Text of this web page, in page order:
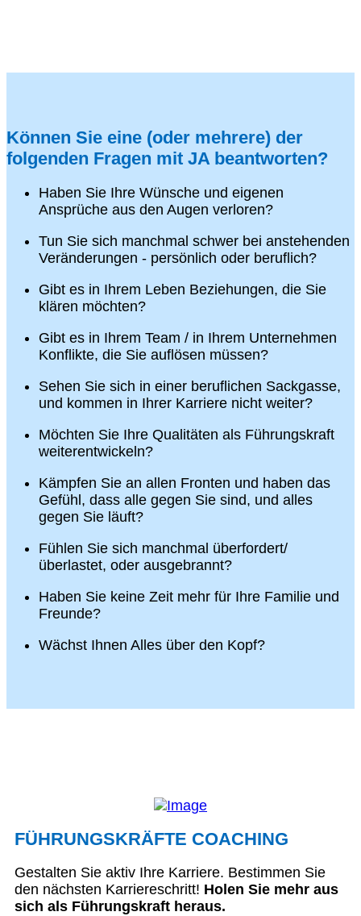
Können Sie eine (oder mehrere) der
folgenden Fragen mit JA beantworten?
Haben Sie Ihre Wünsche und eigenen
Ansprüche aus den Augen verloren?
Tun Sie sich manchmal schwer bei anstehenden
Veränderungen - persönlich oder beruflich?
Gibt es in Ihrem Leben Beziehungen, die Sie
klären möchten?
Gibt es in Ihrem Team / in Ihrem Unternehmen
Konflikte, die Sie auflösen müssen?
Sehen Sie sich in einer beruflichen Sackgasse,
und kommen in Ihrer Karriere nicht weiter?
Möchten Sie Ihre Qualitäten als Führungskraft
weiterentwickeln?
Kämpfen Sie an allen Fronten und haben das
Gefühl, dass alle gegen Sie sind, und alles
gegen Sie läuft?
Fühlen Sie sich manchmal überfordert/
überlastet, oder ausgebrannt?
Haben Sie keine Zeit mehr für Ihre Familie und
Freunde?
Wächst Ihnen Alles über den Kopf?
FÜHRUNGSKRÄFTE COACHING
Gestalten Sie aktiv Ihre Karriere. Bestimmen Sie
den nächsten Karriereschritt! Holen Sie mehr aus
sich als Führungskraft heraus.